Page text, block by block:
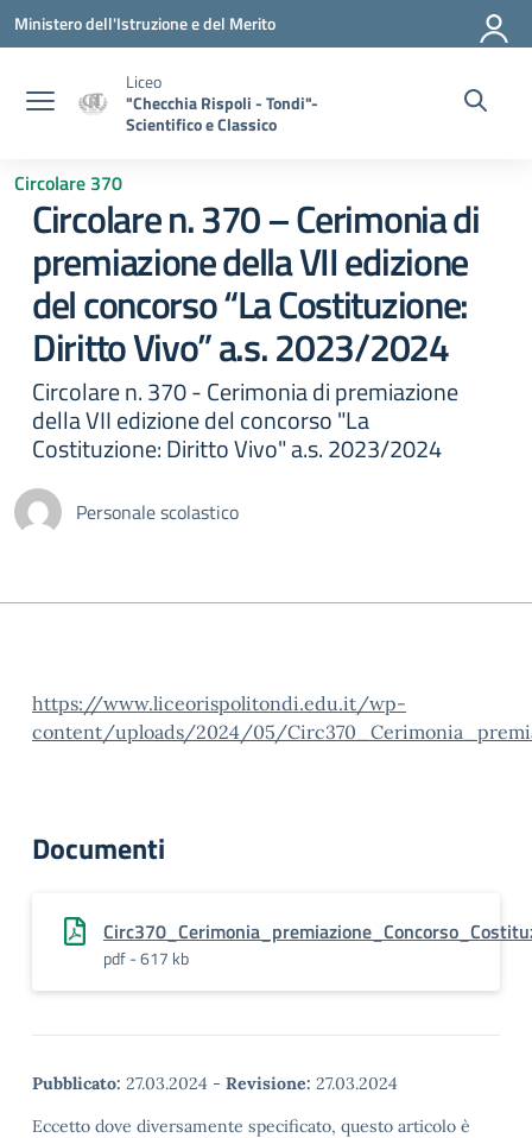
Vai ai contenuti
Vai al menu di navigazione
Vai al footer
Ministero dell'Istruzione e del Merito
Liceo
"Checchia Rispoli - Tondi"-
Scientifico e Classico
Circolare 370
Circolare n. 370 – Cerimonia di
premiazione della VII edizione
del concorso “La Costituzione:
Diritto Vivo” a.s. 2023/2024
Circolare n. 370 - Cerimonia di premiazione
della VII edizione del concorso "La
Costituzione: Diritto Vivo" a.s. 2023/2024
Personale scolastico
https://www.liceorispolitondi.edu.it/wp-
content/uploads/2024/05/
Documenti
pdf - 617 kb
Pubblicato: 27.03.2024 - Revisione: 27.03.2024
Eccetto dove diversamente specificato, questo articolo è